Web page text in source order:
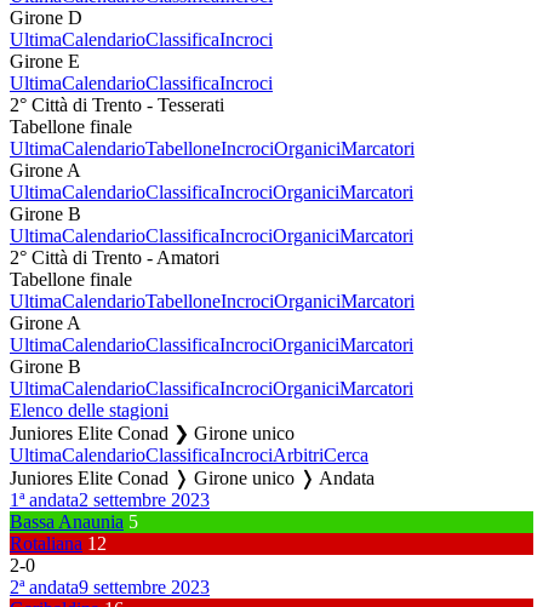
Girone D
UltimaCalendarioClassificaIncroci
Girone E
UltimaCalendarioClassificaIncroci
2° Città di Trento - Tesserati
Tabellone finale
UltimaCalendarioTabelloneIncrociOrganiciMarcatori
Girone A
UltimaCalendarioClassificaIncrociOrganiciMarcatori
Girone B
UltimaCalendarioClassificaIncrociOrganiciMarcatori
2° Città di Trento - Amatori
Tabellone finale
UltimaCalendarioTabelloneIncrociOrganiciMarcatori
Girone A
UltimaCalendarioClassificaIncrociOrganiciMarcatori
Girone B
UltimaCalendarioClassificaIncrociOrganiciMarcatori
Elenco delle stagioni
Juniores Elite Conad ❯ Girone unico
UltimaCalendarioClassificaIncrociArbitriCerca
Juniores Elite Conad ❭ Girone unico ❭ Andata
1ª andata2 settembre 2023
Bassa Anaunia 5
Rotaliana 12
2-0
2ª andata9 settembre 2023